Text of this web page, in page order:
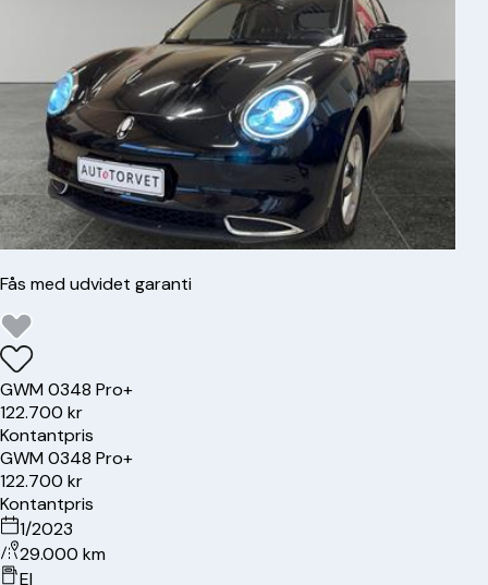
Fås med udvidet garanti
GWM0348 Pro+
122.700 kr
Kontantpris
GWM0348 Pro+
122.700 kr
Kontantpris
1/2023
29.000 km
El